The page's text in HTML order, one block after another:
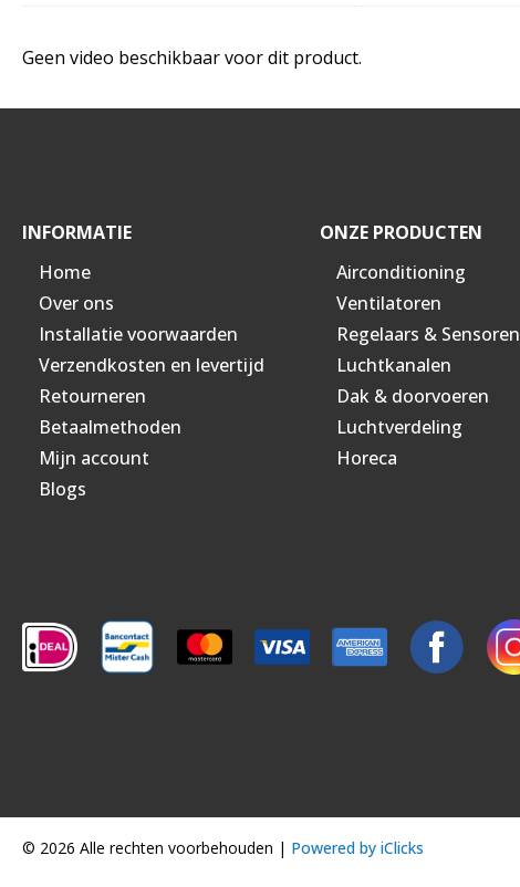
Geen video beschikbaar voor dit product.
INFORMATIE
Home
Over ons
Installatie voorwaarden
Verzendkosten en levertijd
Retourneren
Betaalmethoden
Mijn account
Blogs
ONZE PRODUCTEN
Airconditioning
Ventilatoren
Regelaars & Sensoren
Luchtkanalen
Dak & doorvoeren
Luchtverdeling
Horeca
© 2026 Alle rechten voorbehouden | Powered by iClicks